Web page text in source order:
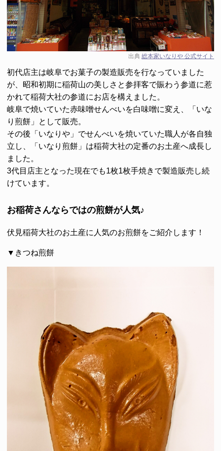
出典 総本家いなりや 公式サイト
初代店主は岐阜でお菓子の製造販売を行なっていました
が、昭和初期に稲荷山の美しさと参拝客で賑わう参道に惹
かれて稲荷大社の参道にお店を構えました。
岐阜で焼いていた赤味噌せんべいを白味噌に変え、
「いな
り煎餅」
として販売。
その後「いなりや」でせんべいを焼いていた職人が各自独
立し、「いなり煎餅」は稲荷大社の定番のお土産へ成長し
ました。
3代目店主となった現在でも1枚1枚手焼き で製造販売し続
けています。
お稲荷さんならではの煎餅が人気♪
伏見稲荷大社のお土産に人気のお煎餅をご紹介します！
▼きつね煎餅